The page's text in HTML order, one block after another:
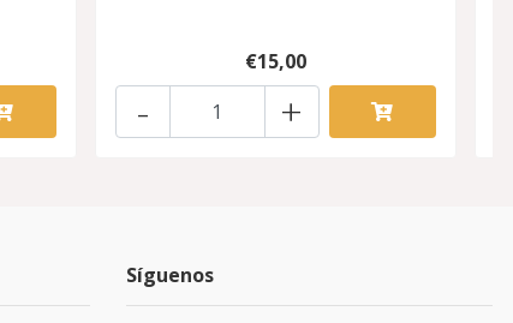
€15,00
+
-
Síguenos